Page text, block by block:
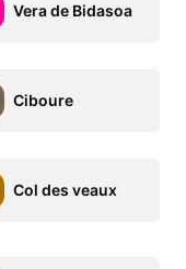
Vera de Bidasoa
Ciboure
Col des veaux